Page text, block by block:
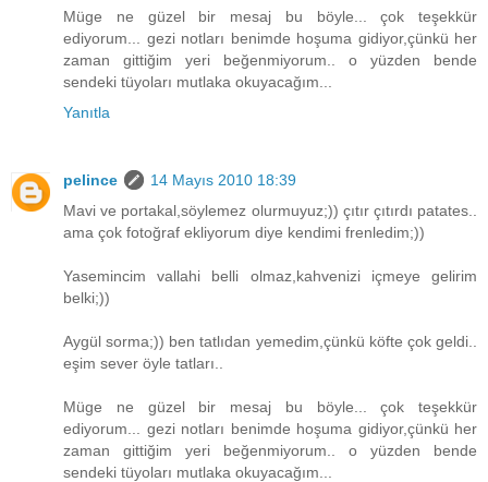
Müge ne güzel bir mesaj bu böyle... çok teşekkür
ediyorum... gezi notları benimde hoşuma gidiyor,çünkü her
zaman gittiğim yeri beğenmiyorum.. o yüzden bende
sendeki tüyoları mutlaka okuyacağım...
Yanıtla
pelince
14 Mayıs 2010 18:39
Mavi ve portakal,söylemez olurmuyuz;)) çıtır çıtırdı patates..
ama çok fotoğraf ekliyorum diye kendimi frenledim;))
Yasemincim vallahi belli olmaz,kahvenizi içmeye gelirim
belki;))
Aygül sorma;)) ben tatlıdan yemedim,çünkü köfte çok geldi..
eşim sever öyle tatları..
Müge ne güzel bir mesaj bu böyle... çok teşekkür
ediyorum... gezi notları benimde hoşuma gidiyor,çünkü her
zaman gittiğim yeri beğenmiyorum.. o yüzden bende
sendeki tüyoları mutlaka okuyacağım...